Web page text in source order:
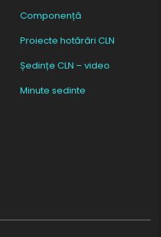
Componență
Proiecte hotărâri CLN
Ședințe CLN – video
Minute sedinte